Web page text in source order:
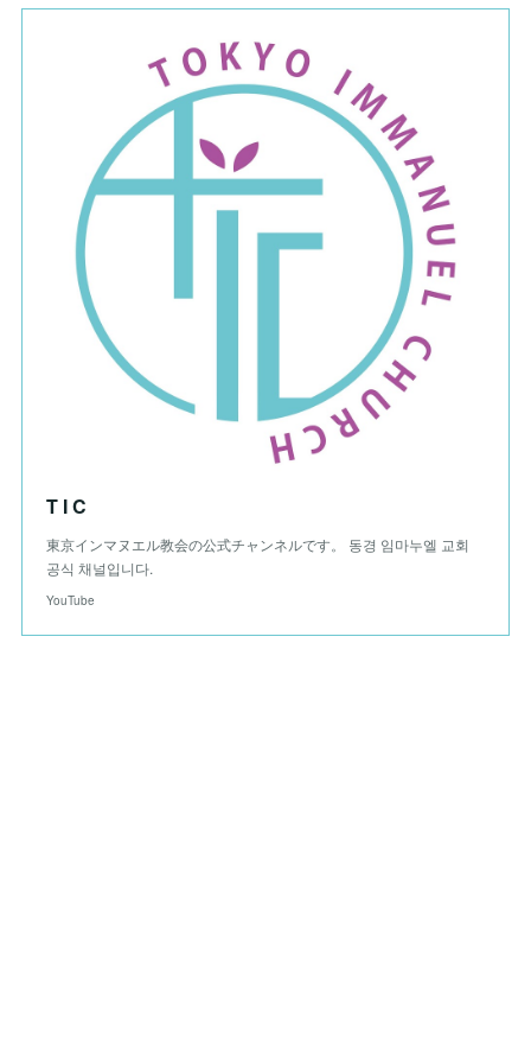
T I C
東京インマヌエル教会の公式チャンネルです。 동경 임마누엘 교회
공식 채널입니다.
YouTube